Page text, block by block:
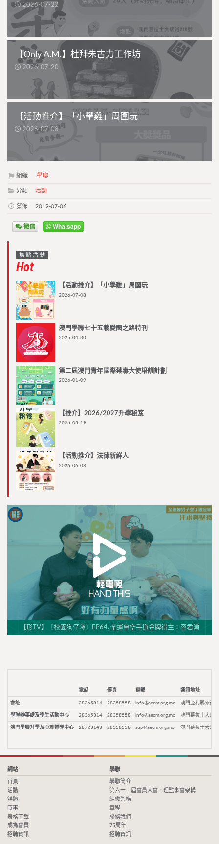
2026-07-22
【Only A.M.】杜拜朱古力工作坊
2026-07-20
【活動推介】「小學雞」周圍玩
2026-07-08
組織 學聯
分類 活動
發佈 2012-07-06
微信 Whatsapp
焦點活動
Hot
【活動推介】「小學雞」周圍玩
2026-07-08
澳門學聯七十五載愛國之路特刊
2025-04-30
第二屆澳門青年國際禁毒大使培訓計劃
2026-01-09
【推介】2026/2027升學秘笈
2026-05-19
【活動推介】法律新鮮人
2026-06-08
【形TV】〖校園狗仔隊〗EP64. 全運會空手道金牌得主：容君灝
電話 傳真 電郵 通訊地址
會址 28365314 28358558 info@aecm.org.mo 澳門亞利鴉架街9
學聯辦事處及學生活動中心 28365314 28358558 info@aecm.org.mo 澳門慕拉士大馬
澳門學聯升學及心理輔導中心 28723143 28358558 sup@aecm.org.mo 澳門慕拉士大馬
網站
首頁
活動
媒體
時事
表格下載
成為會員
招聘資訊
學聯
學聯簡介
第六十三屆會員大會、理監事會架構
組織架構
章程
聯絡我們
75周年
招聘資訊